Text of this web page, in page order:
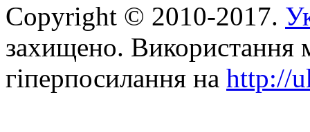
Copyright © 2010-2017.
захищено. Використання
гіперпосилання на http://